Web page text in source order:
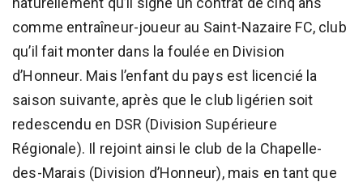
comme entraîneur-joueur au Saint-Nazaire FC, club
qu’il fait monter dans la foulée en Division
d’Honneur. Mais l’enfant du pays est licencié la
saison suivante, après que le club ligérien soit
redescendu en DSR (Division Supérieure
Régionale). Il rejoint ainsi le club de la Chapelle-
des-Marais (Division d’Honneur), mais en tant que